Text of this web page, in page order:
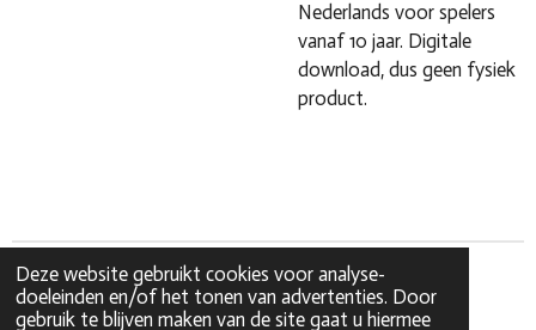
Deze website gebruikt cookies voor analyse-
doeleinden en/of het tonen van advertenties. Door
gebruik te blijven maken van de site gaat u hiermee
Nederlands voor spelers
vanaf 10 jaar. Digitale
download, dus geen fysiek
product.